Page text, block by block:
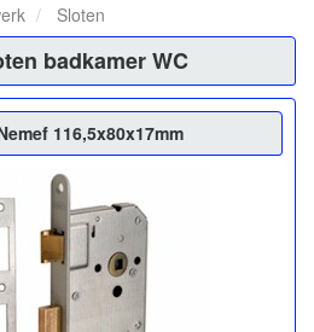
Sloten
badkamer WC
116,5x80x17mm